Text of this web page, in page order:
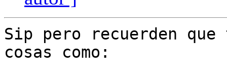
Sip pero recuerden que
cosas como: